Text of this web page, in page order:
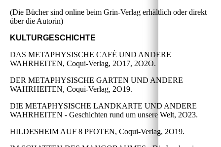
(Die Bücher sind online beim Grin-Verlag erhältlich oder direkt
über die Autorin)
KULTURGESCHICHTE
DAS METAPHYSISCHE CAFÉ UND ANDERE
WAHRHEITEN, Coqui-Verlag, 2O17, 2O2O.
DER METAPHYSISCHE GARTEN UND ANDERE
WAHRHEITEN, Coqui-Verlag, 2O19.
DIE METAPHYSISCHE LANDKARTE UND ANDERE
WAHRHEITEN - Geschichten rund um unsere Welt, 2O23.
HILDESHEIM AUF 8 PFOTEN, Coqui-Verlag, 2O19.